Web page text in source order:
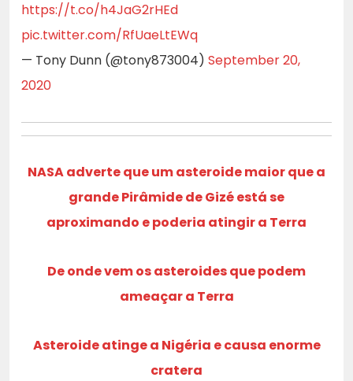
https://t.co/h4JaG2rHEd
pic.twitter.com/RfUaeLtEWq
— Tony Dunn (@tony873004) September 20,
2020
NASA adverte que um asteroide maior que a
grande Pirâmide de Gizé está se
aproximando e poderia atingir a Terra
De onde vem os asteroides que podem
ameaçar a Terra
Asteroide atinge a Nigéria e causa enorme
cratera